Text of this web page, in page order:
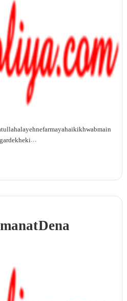
alayeh ne farmaya hai ki khwab main
dekhe ki…
Dena